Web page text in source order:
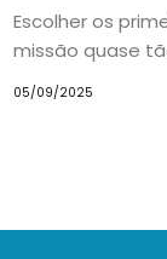
Escolher os
missão quase
05/09/2025